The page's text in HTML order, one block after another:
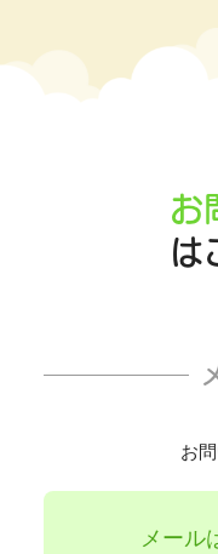
お
は
お
メール